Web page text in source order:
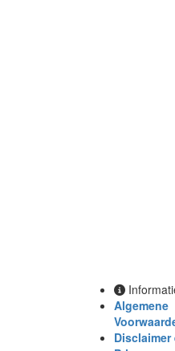
Algemene
Disclaimer